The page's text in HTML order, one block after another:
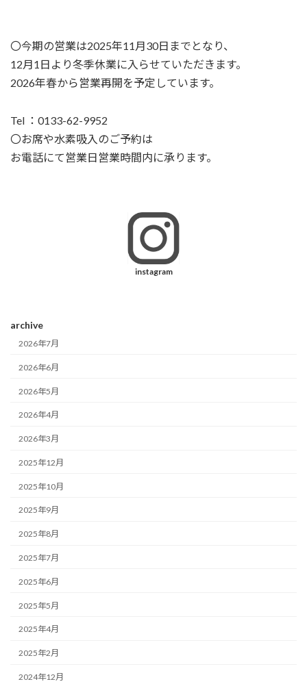
〇今期の営業は2025年11月30日までとなり、
12月1日より冬季休業に入らせていただきます。
2026年春から営業再開を予定しています。
Tel ：0133-62-9952
〇お席や水素吸入のご予約は
お電話にて営業日営業時間内に承ります。
instagram
archive
2026年7月
2026年6月
2026年5月
2026年4月
2026年3月
2025年12月
2025年10月
2025年9月
2025年8月
2025年7月
2025年6月
2025年5月
2025年4月
2025年2月
2024年12月